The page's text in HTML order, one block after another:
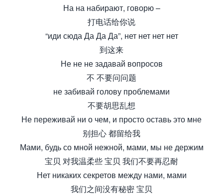
На на набирают, говорю –
打电话给你说
“иди сюда Да Да Да”, нет нет нет нет
到这来
Не не не задавай вопросов
不 不要问问题
не забивай голову проблемами
不要胡思乱想
Не переживай ни о чем, и просто оставь это мне
别担心 都留给我
Мами, будь со мной нежной, мами, мы не держим
宝贝 对我温柔些 宝贝 我们不要再忍耐
Нет никаких секретов между нами, мами
我们之间没有秘密 宝贝